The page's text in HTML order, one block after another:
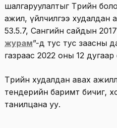
шалгаруулалтыг Төрийн
ажил, үйлчилгээ худалдан
53.5.7, Сангийн сайдын
журам”-д тус тус заасны
газраас 2022 оны 12 дугаар
Төрийн худалдан авах
тендерийн баримт бичиг,
танилцана уу.